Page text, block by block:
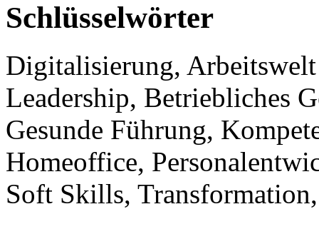
Schlüsselwörter
Digitalisierung,
Leadership, Betriebliches
Gesunde Führung,
Homeoffice,
Soft Skills,